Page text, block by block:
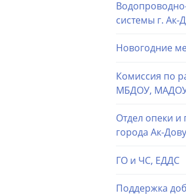
системы г. Ак-
Новогодние
Комиссия по
МБДОУ, МАДОУ
Отдел опеки и
города Ак-
ГО и ЧС, ЕДДС
Поддержка